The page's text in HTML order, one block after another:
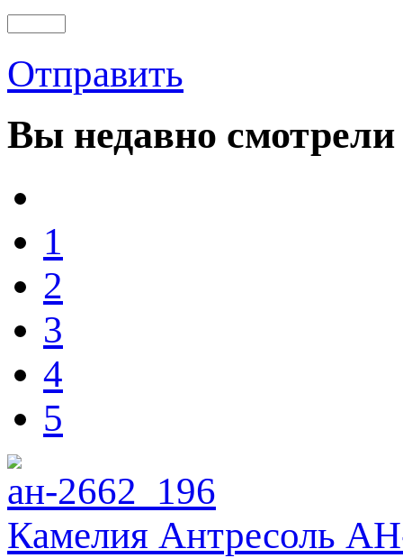
Отправить
Вы недавно смотрели
1
2
3
4
5
Камелия Антресоль